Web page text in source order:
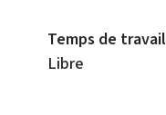
Temps de travail
Libre